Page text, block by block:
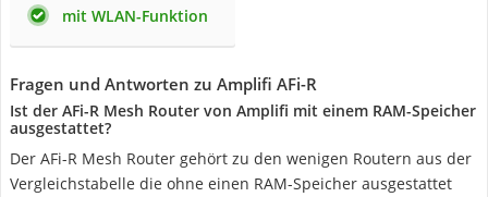
mit WLAN-Funktion
Fragen und Antworten zu Amplifi AFi-R
Ist der AFi-R Mesh Router von Amplifi mit einem RAM-Speicher
ausgestattet?
Der AFi-R Mesh Router gehört zu den wenigen Routern aus der
Vergleichstabelle die ohne einen RAM-Speicher ausgestattet